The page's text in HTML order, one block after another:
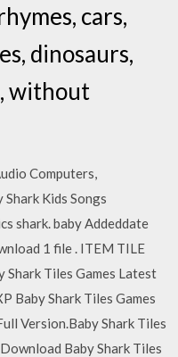
cars,
dinosaurs,
without
Computers,
Shark Kids Songs
shark. baby Addeddate
1 file . ITEM TILE
Shark Tiles Games Latest
Baby Shark Tiles Games
Version.Baby Shark Tiles
Baby Shark Tiles